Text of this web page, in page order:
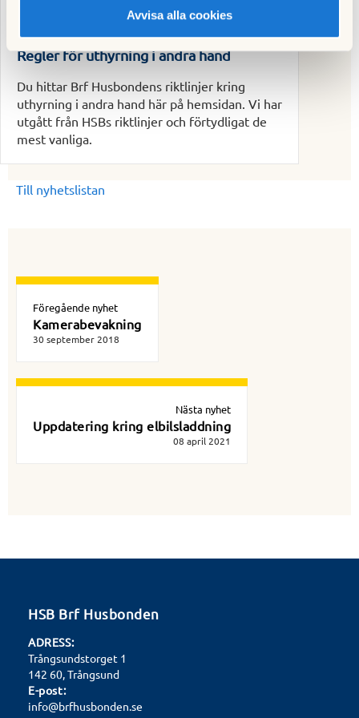
Avvisa alla cookies
Regler för uthyrning i andra hand
Du hittar Brf Husbondens riktlinjer kring
uthyrning i andra hand här på hemsidan. Vi har
utgått från HSBs riktlinjer och förtydligat de
mest vanliga.
Till nyhetslistan
Föregående nyhet
Kamerabevakning
30 september 2018
Nästa nyhet
Uppdatering kring elbilsladdning
08 april 2021
HSB Brf Husbonden
ADRESS:
Trångsundstorget 1
142 60, Trångsund
E-post:
info@brfhusbonden.se